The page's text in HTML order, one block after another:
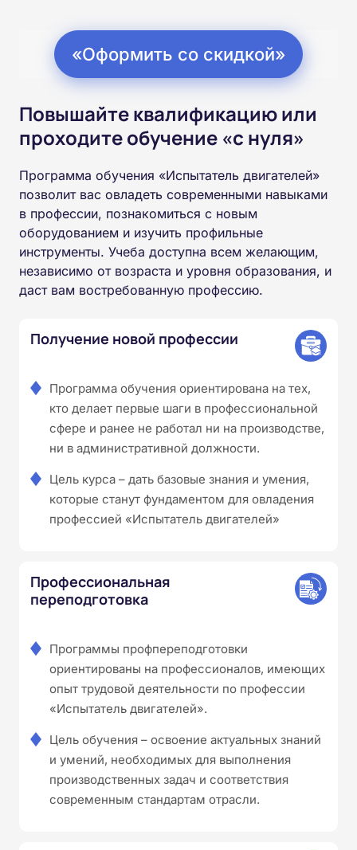
«Оформить со скидкой»
Повышайте квалификацию или
проходите обучение «с нуля»
Программа обучения «Испытатель двигателей»
позволит вас овладеть современными навыками
в профессии, познакомиться с новым
оборудованием и изучить профильные
инструменты. Учеба доступна всем желающим,
независимо от возраста и уровня образования, и
даст вам востребованную профессию.
Получение новой профессии
Программа обучения ориентирована на тех,
кто делает первые шаги в профессиональной
сфере и ранее не работал ни на производстве,
ни в административной должности.
Цель курса – дать базовые знания и умения,
которые станут фундаментом для овладения
профессией «Испытатель двигателей»
Профессиональная
переподготовка
Программы профпереподготовки
ориентированы на профессионалов, имеющих
опыт трудовой деятельности по профессии
«Испытатель двигателей».
Цель обучения – освоение актуальных знаний
и умений, необходимых для выполнения
производственных задач и соответствия
современным стандартам отрасли.